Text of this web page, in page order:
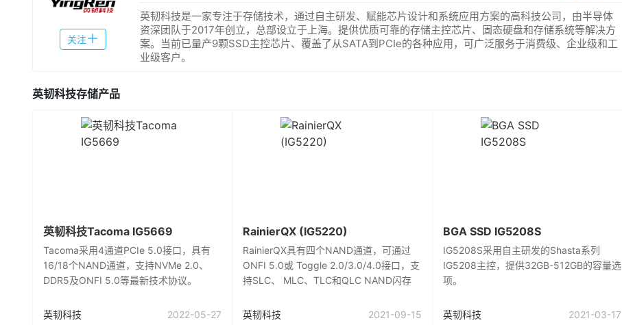
关注
英韧科技是一家专注于存储技术，通过自主研发、赋能芯片设计和系统应用方案的高科技公司，由半导体
资深团队于2017年创立，总部设立于上海。提供优质可靠的存储主控芯片、固态硬盘和存储系统等解决方
案。当前已量产9颗SSD主控芯片、覆盖了从SATA到PCIe的各种应用，可广泛服务于消费级、企业级和工
业级客户。
英韧科技存储产品
英韧科技Tacoma IG5669
Tacoma采用4通道PCIe 5.0接口，具有
16/18个NAND通道，支持NVMe 2.0、
DDR5及ONFI 5.0等最新技术协议。
英韧科技 2022-05-27
RainierQX (IG5220)
RainierQX具有四个NAND通道，可通过
ONFI 5.0或 Toggle 2.0/3.0/4.0接口，支
持SLC、 MLC、TLC和QLC NAND闪存
英韧科技 2021-09-15
BGA SSD IG5208S
IG5208S采用自主研发的Shasta系列
IG5208主控，提供32GB-512GB的容量选
项。
英韧科技 2021-03-17